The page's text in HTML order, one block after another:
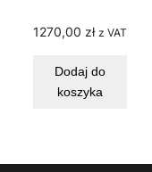
1270,00 zł z VAT
Dodaj do
koszyka